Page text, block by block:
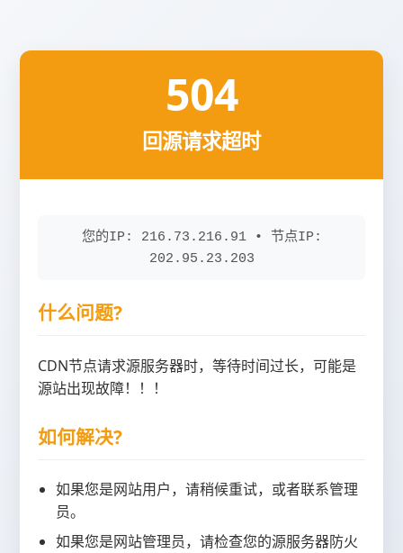
504
回源请求超时
您的IP: 216.73.216.91 • 节点IP:
202.95.23.203
什么问题?
CDN节点请求源服务器时，等待时间过长，可能是
源站出现故障！！！
如何解决?
如果您是网站用户，请稍候重试，或者联系管理
员。
如果您是网站管理员，请检查您的源服务器防火